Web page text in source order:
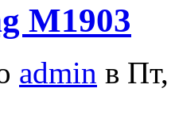
M1903
admin в